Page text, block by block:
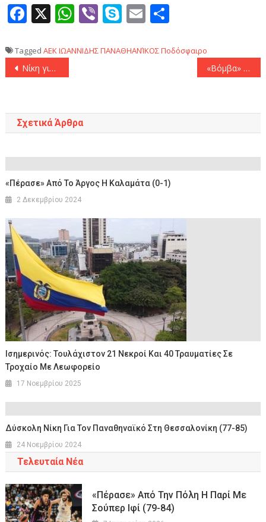
Facebook
X WhatsApp
ViberSkype
Email
Tagged AEKΙΩΑΝΝΙΔΗΣΠΑΝΑΘΗΑΝΊΚΟΣΠοδόσφαιρο
Πλοήγηση
Νίκη για την «Φενέρ» πριν επισκεφτεί το ΣΕΦ (95-81) «Βόμβα» από Αλμέιδα: «Μένει μία συζήτηση με τον Ηλιόπουλο που θα καθορίσει το μέλλον μου στην ΑΕΚ»!
Σχετικά Άρθρα
«Πέρασε» Από Το Άργος Η Καλαμάτα (0-1)
2 Δεκεμβρίου 2024
Ισημερινός: Τουλάχιστον 21 Νεκροί Και 40 Τραυματίες Σε
Τροχαίο Με Λεωφορείο
17 Νοεμβρίου 2025
Δύσκολη Νίκη Για Τον Παναθηναϊκό Στη Θεσσαλονίκη (77-85)
24 Νοεμβρίου 2024
Τελευταία Νέα
«Πέρασε» Από Την Πόλη Η Παρί Με
Σούπερ Ιφί (79-84)